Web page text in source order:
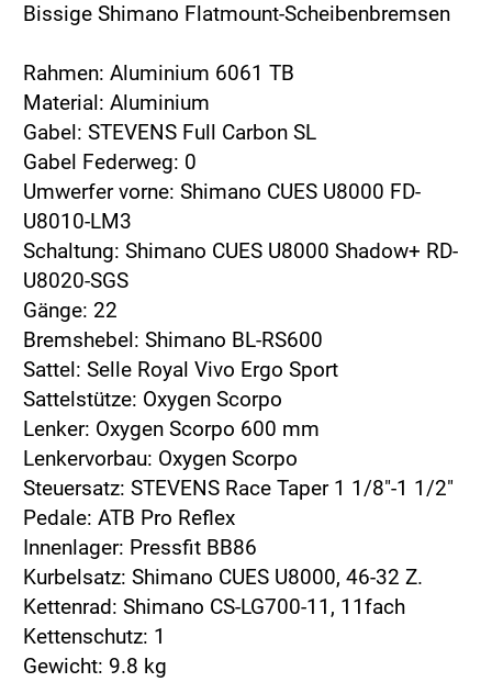
Bissige Shimano Flatmount-Scheibenbremsen
Rahmen: Aluminium 6061 TB
Material: Aluminium
Gabel: STEVENS Full Carbon SL
Gabel Federweg: 0
Umwerfer vorne: Shimano CUES U8000 FD-
U8010-LM3
Schaltung: Shimano CUES U8000 Shadow+ RD-
U8020-SGS
Gänge: 22
Bremshebel: Shimano BL-RS600
Sattel: Selle Royal Vivo Ergo Sport
Sattelstütze: Oxygen Scorpo
Lenker: Oxygen Scorpo 600 mm
Lenkervorbau: Oxygen Scorpo
Steuersatz: STEVENS Race Taper 1 1/8"-1 1/2"
Pedale: ATB Pro Reflex
Innenlager: Pressfit BB86
Kurbelsatz: Shimano CUES U8000, 46-32 Z.
Kettenrad: Shimano CS-LG700-11, 11fach
Kettenschutz: 1
Gewicht: 9.8 kg